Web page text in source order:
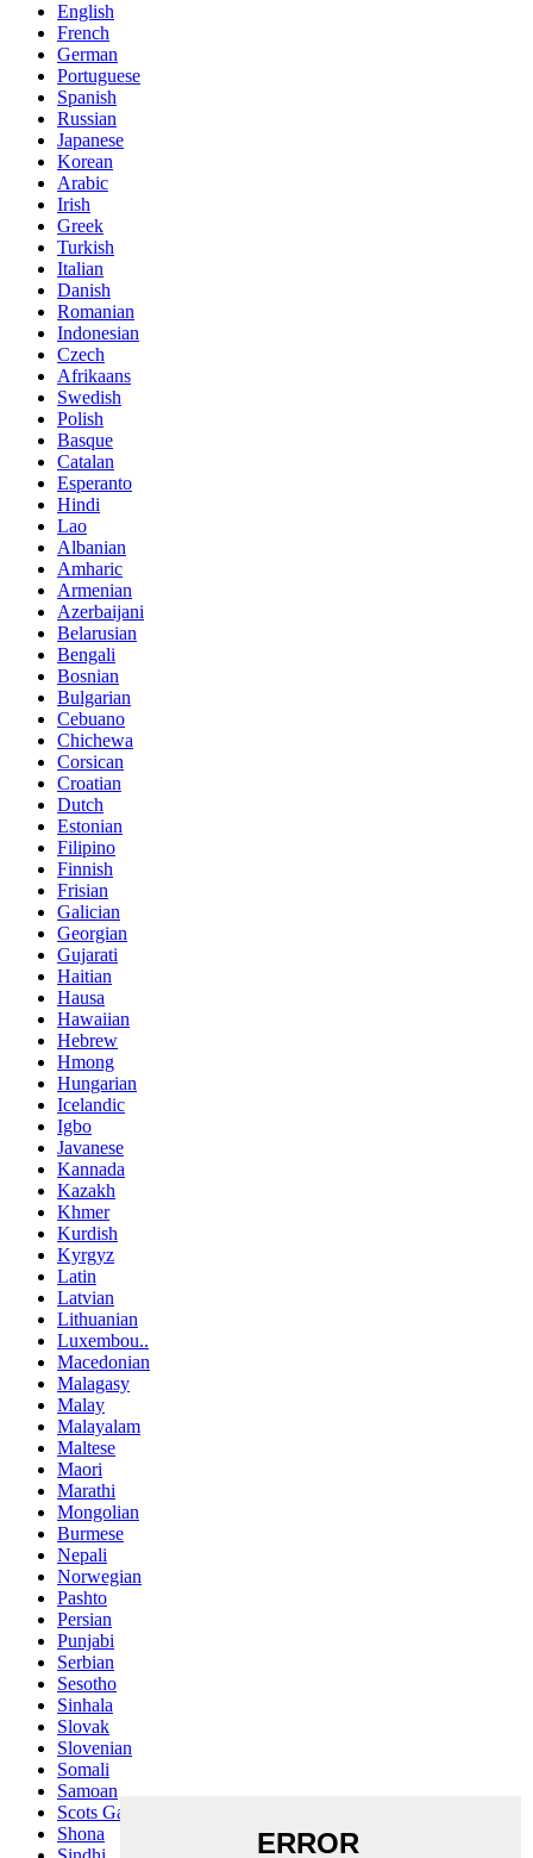
English
French
German
Portuguese
Spanish
Russian
Japanese
Korean
Arabic
Irish
Greek
Turkish
Italian
Danish
Romanian
Indonesian
Czech
Afrikaans
Swedish
Polish
Basque
Catalan
Esperanto
Hindi
Lao
Albanian
Amharic
Armenian
Azerbaijani
Belarusian
Bengali
Bosnian
Bulgarian
Cebuano
Chichewa
Corsican
Croatian
Dutch
Estonian
Filipino
Finnish
Frisian
Galician
Georgian
Gujarati
Haitian
Hausa
Hawaiian
Hebrew
Hmong
Hungarian
Icelandic
Igbo
Javanese
Kannada
Kazakh
Khmer
Kurdish
Kyrgyz
Latin
Latvian
Lithuanian
Luxembou..
Macedonian
Malagasy
Malay
Malayalam
Maltese
Maori
Marathi
Mongolian
Burmese
Nepali
Norwegian
Pashto
Persian
Punjabi
Serbian
Sesotho
Sinhala
Slovak
Slovenian
Somali
Samoan
Scots Gaelic
Shona